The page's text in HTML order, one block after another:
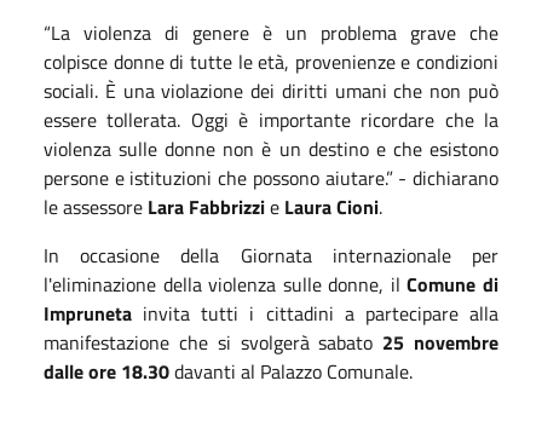
“La violenza di genere è un problema grave che
colpisce donne di tutte le età, provenienze e condizioni
sociali. È una violazione dei diritti umani che non può
essere tollerata. Oggi è importante ricordare che la
violenza sulle donne non è un destino e che esistono
persone e istituzioni che possono aiutare.” - dichiarano
le assessore Lara Fabbrizzie Laura Cioni.
In occasione della Giornata internazionale per
l'eliminazione della violenza sulle donne, ilComune di
Impruneta invita tutti i cittadini a partecipare alla
manifestazione che si svolgerà sabato 25 novembre
dalle ore 18.30davanti al Palazzo Comunale.